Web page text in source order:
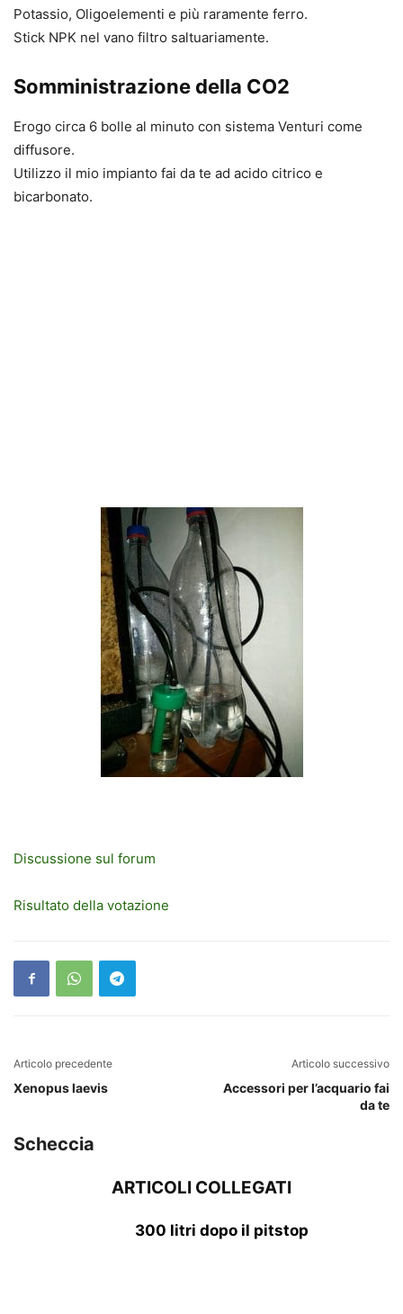
Potassio, Oligoelementi e più raramente ferro.
Stick NPK nel vano filtro saltuariamente.
Somministrazione della CO2
Erogo circa 6 bolle al minuto con sistema Venturi come
diffusore.
Utilizzo il mio impianto fai da te ad acido citrico e
bicarbonato.
Discussione sul forum
Risultato della votazione
Articolo precedente
Xenopus laevis
Articolo successivo
Accessori per l’acquario fai
da te
Scheccia
ARTICOLI COLLEGATI
300 litri dopo il pitstop